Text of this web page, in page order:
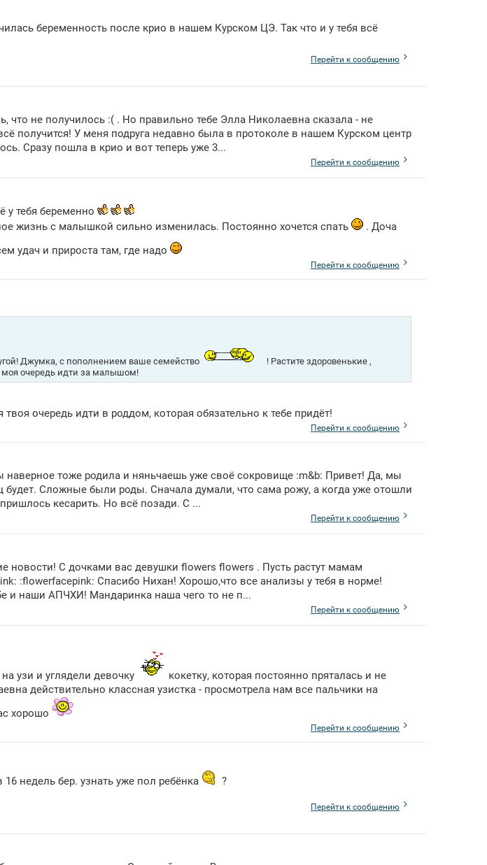
беременность после крио в нашем Курском ЦЭ. Так что и у тебя всё
Перейти к сообщению
что не получилось :( . Но правильно тебе Элла Николаевна сказала - не
получится! У меня подруга недавно была в протоколе в нашем Курском центр
Сразу пошла в крио и вот теперь уже 3...
Перейти к сообщению
у тебя беременно
жизнь с малышкой сильно изменилась. Постоянно хочется спать
. Доча
удач и прироста там, где надо
Перейти к сообщению
Джумка, с пополнением ваше семейство
! Растите здоровенькие ,
очередь идти за малышом!
очередь идти в роддом, которая обязательно к тебе придёт!
Перейти к сообщению
наверное тоже родила и няньчаешь уже своё сокровище :m&b: Привет! Да, мы
будет. Сложные были роды. Сначала думали, что сама рожу, а когда уже отошли
кесарить. Но всё позади. С ...
Перейти к сообщению
новости! С дочками вас девушки flowers flowers . Пусть растут мамам
:flowerfacepink: Спасибо Нихан! Хорошо,что все анализы у тебя в норме!
и наши АПЧХИ! Мандаринка наша чего то не п...
Перейти к сообщению
узи и углядели девочку
кокетку, которая постоянно пряталась и не
действительно классная узистка - просмотрела нам все пальчики на
хорошо
Перейти к сообщению
недель бер. узнать уже пол ребёнка ?
Перейти к сообщению